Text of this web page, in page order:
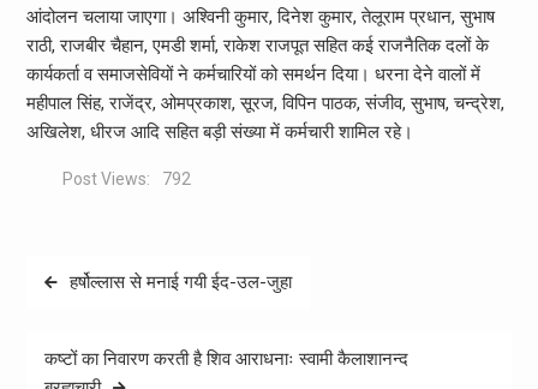
आंदोलन चलाया जाएगा। अश्विनी कुमार, दिनेश कुमार, तेलूराम प्रधान, सुभाष
राठी, राजबीर चैहान, एमडी शर्मा, राकेश राजपूत सहित कई राजनैतिक दलों के
कार्यकर्ता व समाजसेवियों ने कर्मचारियों को समर्थन दिया। धरना देने वालों में
महीपाल सिंह, राजेंद्र, ओमप्रकाश, सूरज, विपिन पाठक, संजीव, सुभाष, चन्द्रेश,
अखिलेश, धीरज आदि सहित बड़ी संख्या में कर्मचारी शामिल रहे।
Post Views: 792
Postहर्षोल्लास से मनाई गयी ईद-उल-जुहा
कष्टों का निवारण करती है शिव आराधनाः स्वामी कैलाशानन्द